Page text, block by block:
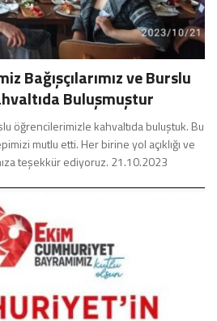
Bağışçılarımız ve Burslu
Buluşmuştur
öğrencilerimizle kahvaltıda buluştuk. Bu
mutlu etti. Her birine yol açıklığı ve
teşekkür ediyoruz. 21.10.2023